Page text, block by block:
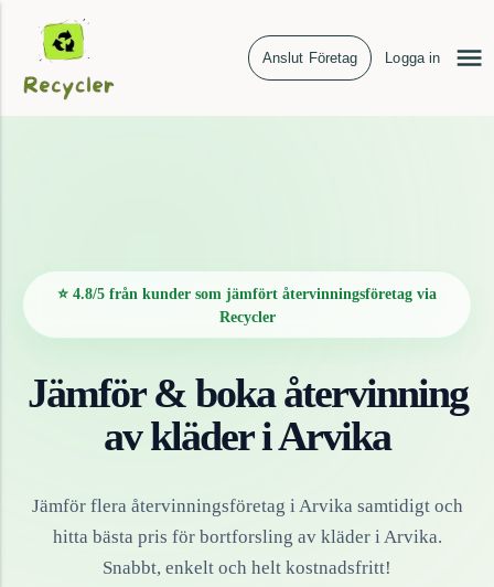
Anslut Företag Logga in
⭐ 4.8/5 från kunder som jämfört återvinningsföretag via
Recycler
Jämför & boka återvinning
avkläderiArvika
Jämför flera återvinningsföretag iArvika samtidigt och
hitta bästa pris för bortforsling av kläderiArvika.
Snabbt, enkelt och helt kostnadsfritt!